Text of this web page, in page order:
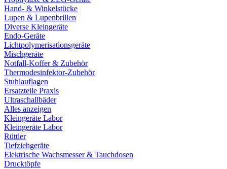
Hand- & Winkelstücke
Lupen & Lupenbrillen
Diverse Kleingeräte
Endo-Geräte
Lichtpolymerisationsgeräte
Mischgeräte
Notfall-Koffer & Zubehör
Thermodesinfektor-Zubehör
Stuhlauflagen
Ersatzteile Praxis
Ultraschallbäder
Alles anzeigen
Kleingeräte Labor
Kleingeräte Labor
Rüttler
Tiefziehgeräte
Elektrische Wachsmesser & Tauchdosen
Drucktöpfe